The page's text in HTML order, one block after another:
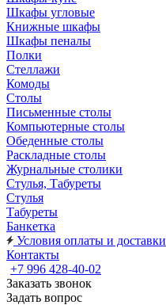
Шкафы угловые
Книжные шкафы
Шкафы пеналы
Полки
Стеллажи
Комоды
Столы
Письменные столы
Компьютерные столы
Обеденные столы
Раскладные столы
Журнальные столики
Стулья, Табуреты
Стулья
Табуреты
Банкетка
Условия оплаты и доставки
Контакты
+7 996 428-40-02
Заказать звонок
Задать вопрос